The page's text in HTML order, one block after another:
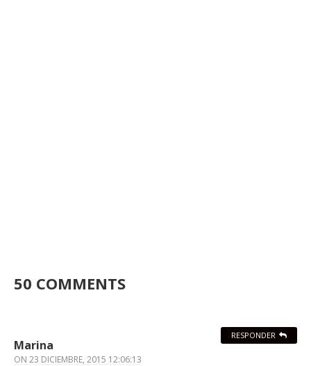
50 COMMENTS
Marina
ON 23 DICIEMBRE, 2015 12:06:13
RESPONDER